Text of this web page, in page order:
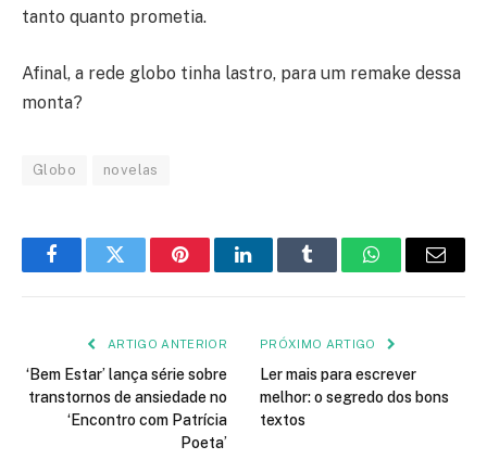
tanto quanto prometia.
Afinal, a rede globo tinha lastro, para um remake dessa
monta?
Globo novelas
FacebookTwitter PinterestLinkedInTumblr WhatsApp
E-
ARTIGO ANTERIOR
‘Bem Estar’ lança série sobre
transtornos de ansiedade no
‘Encontro com Patrícia
Poeta’
PRÓXIMO ARTIGO
Ler mais para escrever
melhor: o segredo dos bons
textos